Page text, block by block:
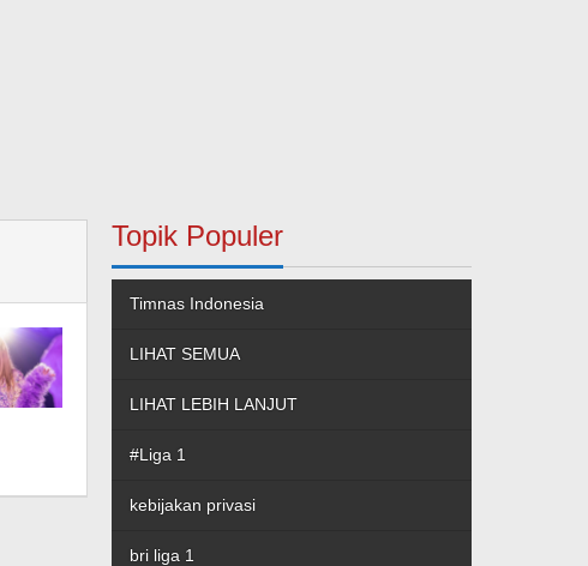
Topik Populer
Timnas Indonesia
LIHAT SEMUA
LIHAT LEBIH LANJUT
#Liga 1
kebijakan privasi
bri liga 1